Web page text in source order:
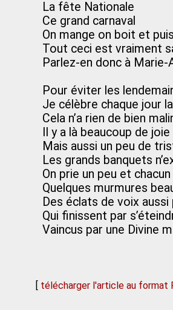
La fête Nationale
Ce grand carnaval
On mange on boit et
Tout ceci est vraiment
Parlez-en donc à
Pour éviter les
Je célèbre chaque jour
Cela n’a rien de bien
Il y a là beaucoup de joie
Mais aussi un peu de
Les grands banquets
On prie un peu et
Quelques murmures
Des éclats de voix
Qui finissent par
Vaincus par une Divine
[ télécharger l'article au format